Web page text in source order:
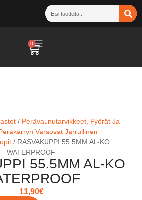
0
/ Perävaunutarvikkeet, Pyörät Ja
Varaosat Jarrullinen
/ RASVAKUPPI 55.5MM AL-KO
WATERPROOF
55.5MM AL-KO
11,90€